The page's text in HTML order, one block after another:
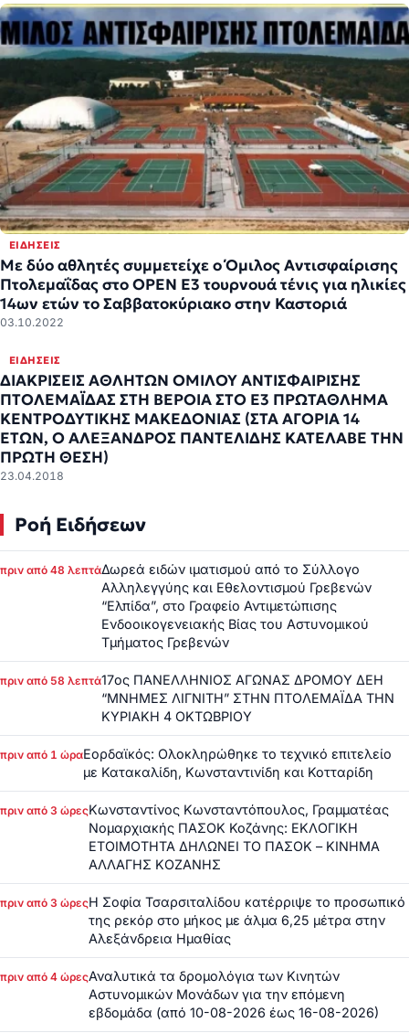
ΕΙΔΉΣΕΙΣ
Με δύο αθλητές συμμετείχε ο Όμιλος Αντισφαίρισης
Πτολεμαΐδας στο OPEN E3 τουρνουά τένις για ηλικίες
14ων ετών το Σαββατοκύριακο στην Καστοριά
03.10.2022
ΕΙΔΉΣΕΙΣ
ΔΙΑΚΡΙΣΕΙΣ ΑΘΛΗΤΩΝ ΟΜΙΛΟΥ ΑΝΤΙΣΦΑΙΡΙΣΗΣ
ΠΤΟΛΕΜΑΪΔΑΣ ΣΤΗ ΒΕΡΟΙΑ ΣΤΟ Ε3 ΠΡΩΤΑΘΛΗΜΑ
ΚΕΝΤΡΟΔΥΤΙΚΗΣ ΜΑΚΕΔΟΝΙΑΣ (ΣΤΑ ΑΓΟΡΙΑ 14
ΕΤΩΝ, Ο ΑΛΕΞΑΝΔΡΟΣ ΠΑΝΤΕΛΙΔΗΣ ΚΑΤΕΛΑΒΕ ΤΗΝ
ΠΡΩΤΗ ΘΕΣΗ)
23.04.2018
Ροή Ειδήσεων
πριν από 48 λεπτάΔωρεά ειδών ιματισμού από το Σύλλογο
Αλληλεγγύης και Εθελοντισμού Γρεβενών
“Ελπίδα”, στο Γραφείο Αντιμετώπισης
Ενδοοικογενειακής Βίας του Αστυνομικού
Τμήματος Γρεβενών
πριν από 58 λεπτά17ος ΠΑΝΕΛΛΗΝΙΟΣ ΑΓΩΝΑΣ ΔΡΟΜΟΥ ΔΕΗ
“ΜΝΗΜΕΣ ΛΙΓΝΙΤΗ” ΣΤΗΝ ΠΤΟΛΕΜΑΪΔΑ ΤΗΝ
ΚΥΡΙΑΚΗ 4 ΟΚΤΩΒΡΙΟΥ
πριν από 1 ώραΕορδαϊκός: Ολοκληρώθηκε το τεχνικό επιτελείο
με Κατακαλίδη, Κωνσταντινίδη και Κοτταρίδη
πριν από 3 ώρεςΚωνσταντίνος Κωνσταντόπουλος, Γραμματέας
Νομαρχιακής ΠΑΣΟΚ Κοζάνης: ΕΚΛΟΓΙΚΗ
ΕΤΟΙΜΟΤΗΤΑ ΔΗΛΩΝΕΙ ΤΟ ΠΑΣΟΚ – ΚΙΝΗΜΑ
ΑΛΛΑΓΗΣ ΚΟΖΑΝΗΣ
πριν από 3 ώρεςΗ Σοφία Τσαρσιταλίδου κατέρριψε το προσωπικό
της ρεκόρ στο μήκος με άλμα 6,25 μέτρα στην
Αλεξάνδρεια Ημαθίας
πριν από 4 ώρεςΑναλυτικά τα δρομολόγια των Κινητών
Αστυνομικών Μονάδων για την επόμενη
εβδομάδα (από 10-08-2026 έως 16-08-2026)